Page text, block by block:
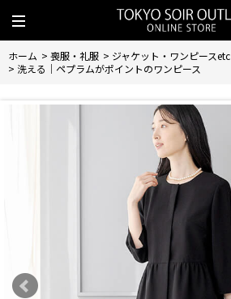
ホーム > 喪服・礼服 > ジャケット・ワンピースetc
> 洗える｜ペプラムがポイントのワンピース